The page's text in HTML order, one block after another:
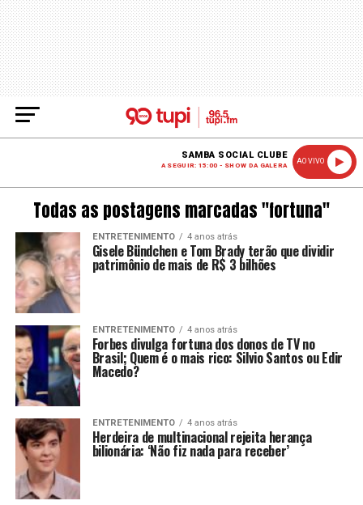
SAMBA SOCIAL CLUBE
A SEGUIR: 15:00 - SHOW DA GALERA
AO VIVO
Todas as postagens marcadas "fortuna"
ENTRETENIMENTO 4 anos atrás
Gisele Bündchen e Tom Brady terão que dividir
patrimônio de mais de R$ 3 bilhões
ENTRETENIMENTO 4 anos atrás
Forbes divulga fortuna dos donos de TV no
Brasil; Quem é o mais rico: Silvio Santos ou Edir
Macedo?
ENTRETENIMENTO 4 anos atrás
Herdeira de multinacional rejeita herança
bilionária: ‘Não fiz nada para receber’